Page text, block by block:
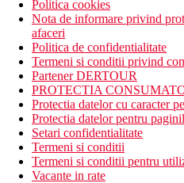
Politica cookies
Nota de informare privind
afaceri
Politica de confidentialitate
Termeni si conditii privind
Partener DERTOUR
PROTECTIA
Protectia datelor cu caracter
Protectia datelor pentru
Setari confidentialitate
Termeni si conditii
Termeni si conditii pentru
Vacante in rate